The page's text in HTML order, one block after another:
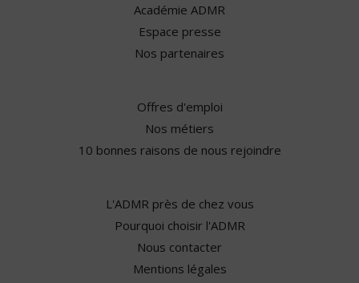
Académie ADMR
Espace presse
Nos partenaires
Offres d'emploi
Nos métiers
10 bonnes raisons de nous rejoindre
L'ADMR près de chez vous
Pourquoi choisir l'ADMR
Nous contacter
Mentions légales